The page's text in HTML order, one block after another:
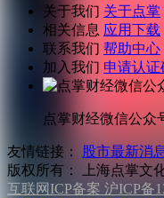
关于我们 关于点掌
相关信息 应用下载
联系我们 帮助中心
加入我们 申请认证
点掌财经微信公众
友情链接： 股市最新消
版权所有：
上海点掌文
互联网ICP备案 沪ICP备